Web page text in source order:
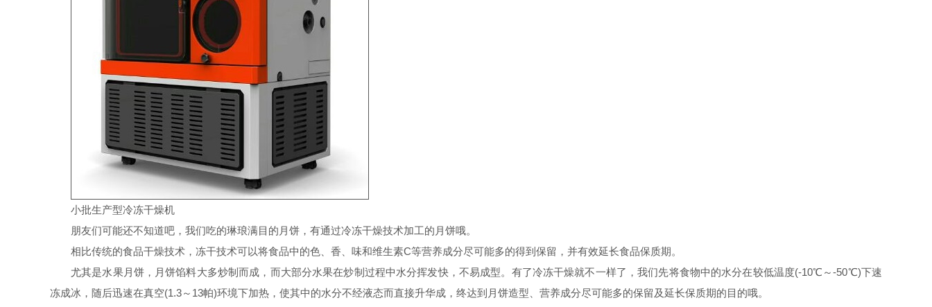
小批生产型冷冻干燥机
朋友们可能还不知道吧，我们吃的琳琅满目的月饼，有通过冷冻干燥技术加工的月饼哦。
相比传统的食品干燥技术，冻干技术可以将食品中的色、香、味和维生素C等营养成分尽可能多的得到保留，并有效延长食品保质期。
尤其是水果月饼，月饼馅料大多炒制而成，而大部分水果在炒制过程中水分挥发快，不易成型。有了冷冻干燥就不一样了，我们先将食物中的水分在较低温度(-10℃～-50℃)下速
冻成冰，随后迅速在真空(1.3～13帕)环境下加热，使其中的水分不经液态而直接升华成，终达到月饼造型、营养成分尽可能多的保留及延长保质期的目的哦。